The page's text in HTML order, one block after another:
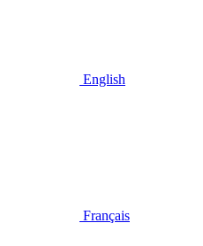
English
Français